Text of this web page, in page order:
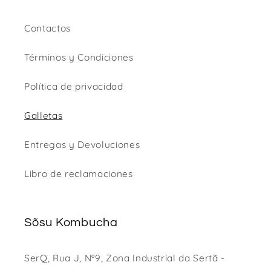
Contactos
Términos y Condiciones
Política de privacidad
Galletas
Entregas y Devoluciones
Libro de reclamaciones
Sõsu Kombucha
SerQ, Rua J, Nº9, Zona Industrial da Sertã -